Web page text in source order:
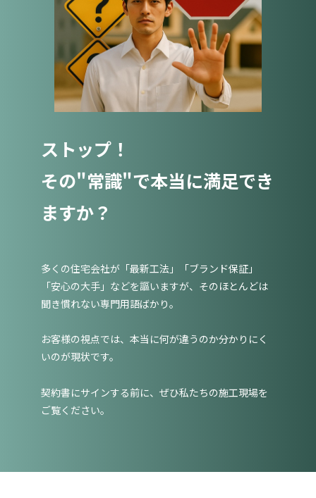
ストップ！
その"常識"で本当に満足でき
ますか？
多くの住宅会社が「最新工法」「ブランド保証」
「安心の大手」などを謳いますが、そのほとんどは
聞き慣れない専門用語ばかり。
お客様の視点では、本当に何が違うのか分かりにく
いのが現状です。
契約書にサインする前に、ぜひ私たちの施工現場を
ご覧ください。